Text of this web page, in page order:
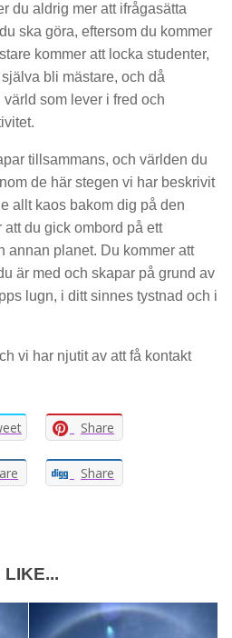
du aldrig mer att ifrågasätta
ska göra, eftersom du kommer
kommer att locka studenter,
bli mästare, och då
som lever i fred och
tillsammans, och världen du
de här stegen vi har beskrivit
allt kaos bakom dig på den
du gick ombord på ett
annan planet. Du kommer att
är med och skapar på grund av
lugn, i ditt sinnes tystnad och i
vi har njutit av att få kontakt
Share
Share
LIKE...